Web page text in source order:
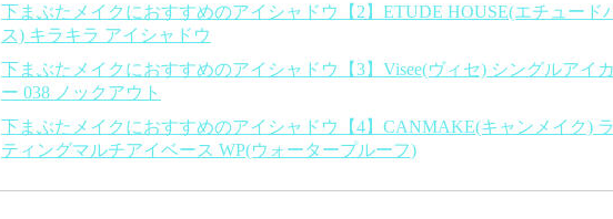
下まぶたメイクにおすすめのアイシャドウ【2】ETUDE HOUSE(エチュード
ス) キラキラ アイシャドウ
下まぶたメイクにおすすめのアイシャドウ【3】Visee(ヴィセ) シングルアイ
ー 038 ノックアウト
下まぶたメイクにおすすめのアイシャドウ【4】CANMAKE(キャンメイク)
ティングマルチアイベース WP(ウォータープルーフ)